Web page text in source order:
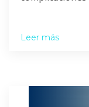
Leer más